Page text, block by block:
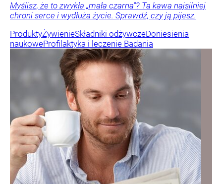
Myślisz, że to zwykła „mała czarna”? Ta kawa najsilniej
chroni serce i wydłuża życie. Sprawdź, czy ją pijesz.
ProduktyŻywienieSkładniki odżywczeDoniesienia
naukoweProfilaktyka i leczenie Badania